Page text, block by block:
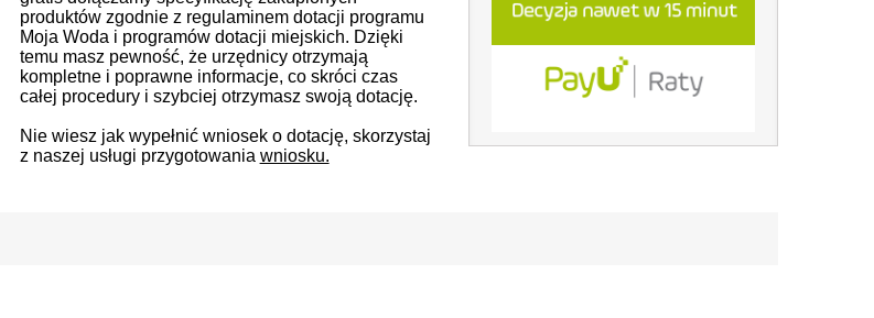
produktów zgodnie z regulaminem dotacji programu
Moja Woda i programów dotacji miejskich. Dzięki
temu masz pewność, że urzędnicy otrzymają
kompletne i poprawne informacje, co skróci czas
całej procedury i szybciej otrzymasz swoją dotację.
Nie wiesz jak wypełnić wniosek o dotację, skorzystaj
z naszej usługi przygotowania wniosku.